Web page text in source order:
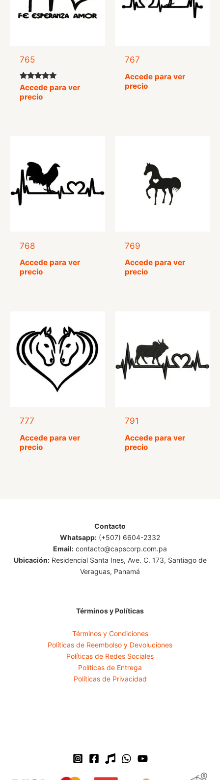
765
Valorado
con
5.00
Accede para ver
precio
767
Accede para ver
precio
768
Accede para ver
precio
769
Accede para ver
precio
777
Accede para ver
precio
791
Accede para ver
precio
Contacto
Whatsapp: (+507) 6604-2332
Email: contacto@capscorp.com.pa
Ubicación:Residencial Santa Ines, Ave. C. 173, Santiago de
Veraguas, Panamá
Términos y Políticas
Términos y Condiciones
Políticas de Reembolso y Devoluciones
Políticas de Redes Sociales
Políticas de Entrega
Políticas de Privacidad